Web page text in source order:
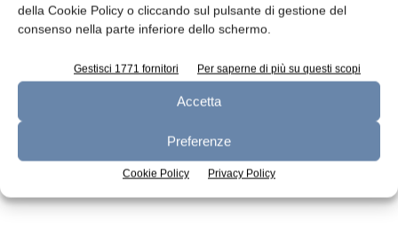
della Cookie Policy o cliccando sul pulsante di gestione del
consenso nella parte inferiore dello schermo.
Gestisci 1771 fornitori Per saperne di più su questi scopi
Accetta
Preferenze
Cookie Policy Privacy Policy
n.7 - Luglio 2026 n.6 - Giugno 2026 n.5 - Maggio 2026